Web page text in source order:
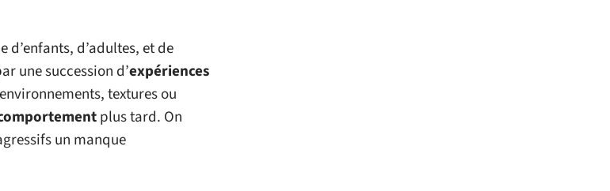
d’adultes, et de
une succession d’expériences
textures ou
plus tard. On
un manque